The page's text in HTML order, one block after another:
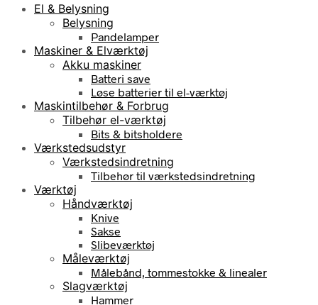
El & Belysning
Belysning
Pandelamper
Maskiner & Elværktøj
Akku maskiner
Batteri save
Løse batterier til el-værktøj
Maskintilbehør & Forbrug
Tilbehør el-værktøj
Bits & bitsholdere
Værkstedsudstyr
Værkstedsindretning
Tilbehør til værkstedsindretning
Værktøj
Håndværktøj
Knive
Sakse
Slibeværktøj
Måleværktøj
Målebånd, tommestokke & linealer
Slagværktøj
Hammer